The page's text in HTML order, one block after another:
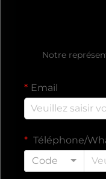
Notre
Email
Téléphone/
Code